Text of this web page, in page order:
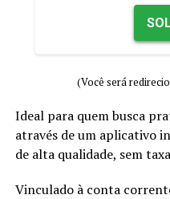
(Você será
Ideal para quem busca
através de um aplicativo
de alta qualidade, sem
Vinculado à conta